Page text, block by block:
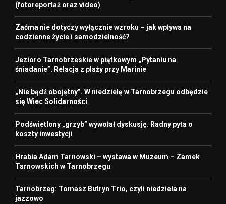
(fotoreportaż oraz video)
Zaćma nie dotyczy wyłącznie wzroku – jak wpływa na
codzienne życie i samodzielność?
Jezioro Tarnobrzeskie w piątkowym „Pytaniu na
śniadanie”. Relacja z plaży przy Marinie
„Nie bądź obojętny”. W niedzielę w Tarnobrzegu odbędzie
się Wiec Solidarności
Podświetlony „grzyb” wywołał dyskusję. Radny pyta o
koszty inwestycji
Hrabia Adam Tarnowski – wystawa w Muzeum – Zamek
Tarnowskich w Tarnobrzegu
Tarnobrzeg: Tomasz Butryn Trio, czyli niedziela na
jazzowo